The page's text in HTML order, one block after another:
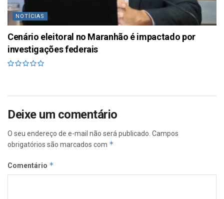
NOTÍCIAS
Cenário eleitoral no Maranhão é impactado por
investigações federais
Deixe um comentário
O seu endereço de e-mail não será publicado. Campos
obrigatórios são marcados com *
Comentário *